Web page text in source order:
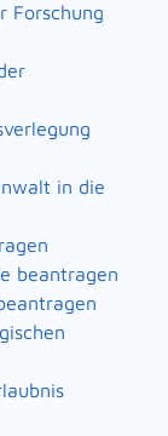
Forschung
in die
beantragen